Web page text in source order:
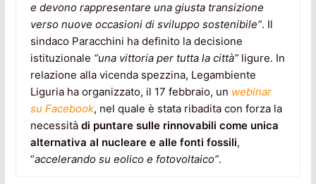
e devono rappresentare una giusta transizione
verso nuove occasioni di sviluppo sostenibile”. Il
sindaco Paracchini ha definito la decisione
istituzionale “una vittoria per tutta la città” ligure. In
relazione alla vicenda spezzina, Legambiente
Liguria ha organizzato, il 17 febbraio, un webinar
su Facebook, nel quale è stata ribadita con forza la
necessità di puntare sulle rinnovabili come unica
alternativa al nucleare e alle fonti fossili,
“accelerando su eolico e fotovoltaico”.